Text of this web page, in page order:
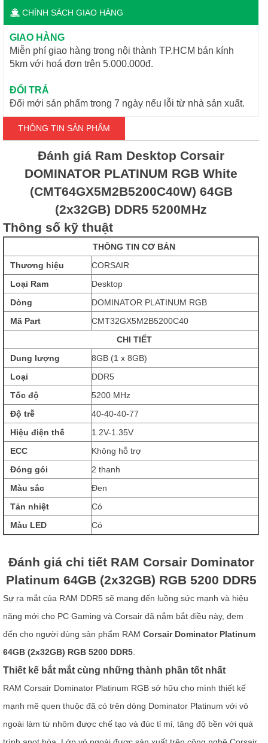
CHÍNH SÁCH GIAO HÀNG
GIAO HÀNG
Miễn phí giao hàng trong nội thành TP.HCM bán kính
5km với hoá đơn trên 5.000.000đ.
ĐỔI TRẢ
Đổi mới sản phẩm trong 7 ngày nếu lỗi từ nhà sản xuất.
THÔNG TIN SẢN PHẨM
Đánh giá Ram Desktop Corsair
DOMINATOR PLATINUM RGB White
(CMT64GX5M2B5200C40W) 64GB
(2x32GB) DDR5 5200MHz
Thông số kỹ thuật
THÔNG TIN CƠ BẢN
Thương hiệu
CORSAIR
Loại Ram
Desktop
Dòng
DOMINATOR PLATINUM RGB
Mã Part
CMT32GX5M2B5200C40
CHI TIẾT
Dung lượng
8GB (1 x 8GB)
Loại
DDR5
Tốc độ
5200 MHz
Độ trễ
40-40-40-77
Hiệu điện thế
1.2V-1.35V
ECC
Không hỗ trợ
Đóng gói
2 thanh
Màu sắc
Đen
Tản nhiệt
Có
Màu LED
Có
Đánh giá chi tiết RAM Corsair Dominator
Platinum 64GB (2x32GB) RGB 5200 DDR5
Sự ra mắt của RAM DDR5 sẽ mang đến luồng sức mạnh và hiệu
năng mới cho PC Gaming và Corsair đã nắm bắt điều này, đem
đến cho người dùng sản phẩm RAM Corsair Dominator Platinum
64GB (2x32GB) RGB 5200 DDR5
Thiết kế bắt mắt cùng những thành phần tốt nhất
RAM Corsair Dominator Platinum RGB sở hữu cho mình thiết kế
mạnh mẽ quen thuộc đã có trên dòng Dominator Platinum với vỏ
ngoài làm từ nhôm được chế tạo và đúc tỉ mỉ, tăng độ bền với quá